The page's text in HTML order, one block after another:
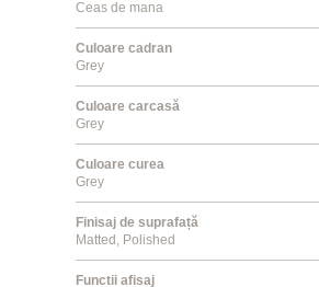
Ceas de mana
Culoare cadran
Grey
Culoare carcasă
Grey
Culoare curea
Grey
Finisaj de suprafață
Matted, Polished
Functii afisaj